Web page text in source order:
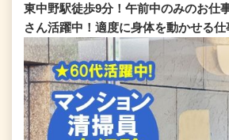
東中野駅徒歩9分！午前中のみのお仕
さん活躍中！適度に身体を動かせる仕